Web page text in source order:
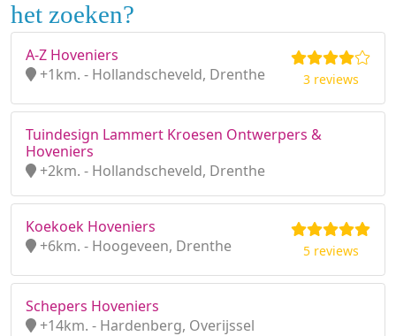
het zoeken?
A-Z Hoveniers
+1km. - Hollandscheveld, Drenthe
3 reviews
Tuindesign Lammert Kroesen Ontwerpers &
Hoveniers
+2km. - Hollandscheveld, Drenthe
Koekoek Hoveniers
+6km. - Hoogeveen, Drenthe
5 reviews
Schepers Hoveniers
+14km. - Hardenberg, Overijssel